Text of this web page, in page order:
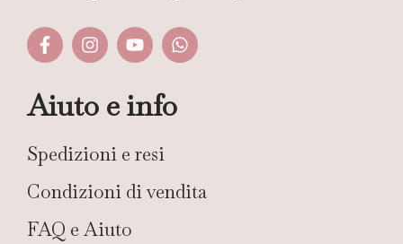
Aiuto e info
Spedizioni e resi
Condizioni di vendita
FAQ e Aiuto